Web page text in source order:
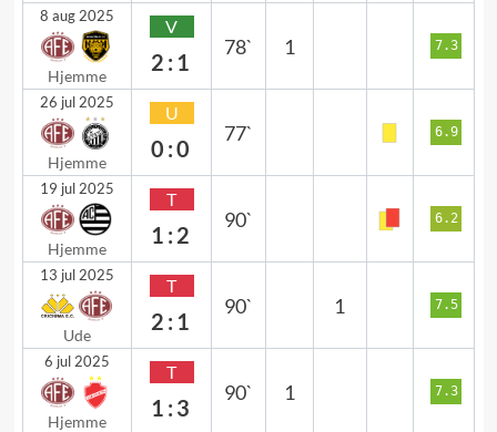
8 aug 2025
Hjemme
V
2:1
78` 1 7.3
26 jul 2025
Hjemme
U
0:0
77` 6.9
19 jul 2025
Hjemme
T
1:2
90` 6.2
13 jul 2025
Ude
T
2:1
90` 1 7.5
6 jul 2025
Hjemme
T
1:3
90` 1 7.3